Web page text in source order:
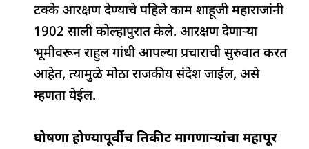
टक्के आरक्षण देण्याचे पहिले काम शाहूजी महाराजांनी
1902 साली कोल्हापुरात केले. आरक्षण देणाऱ्या
भूमीवरून राहुल गांधी आपल्या प्रचाराची सुरुवात करत
आहेत, त्यामुळे मोठा राजकीय संदेश जाईल, असे
म्हणता येईल.
घोषणा होण्यापूर्वीच तिकीट मागणाऱ्यांचा महापूर